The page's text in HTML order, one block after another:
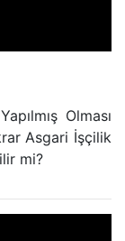
Olması
Asgari İşçilik
mi?